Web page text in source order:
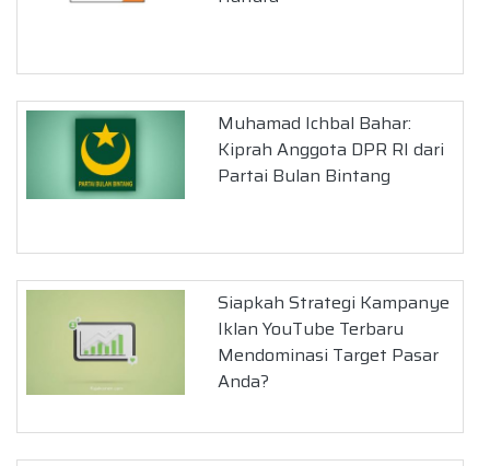
Muhamad Ichbal Bahar:
Kiprah Anggota DPR RI dari
Partai Bulan Bintang
Siapkah Strategi Kampanye
Iklan YouTube Terbaru
Mendominasi Target Pasar
Anda?